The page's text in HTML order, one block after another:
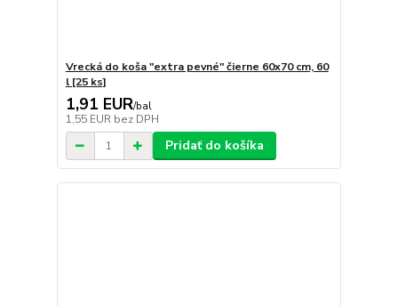
Vrecká do koša "extra pevné" čierne 60x70 cm, 60
l [25 ks]
1,91 EUR/bal
1,55 EUR bez DPH
Pridať do košíka